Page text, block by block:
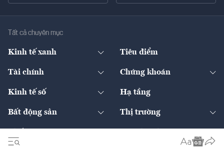
Tất cả chuyên mục
Kinh tế xanh
Diễn đàn
Tiêu điểm
Tài chính
Ngân hàng
Bảo hiểm
Chứng khoán
Doanh nghiệp niêm yết
Kinh tế số
Sản phẩm - Thị trường
Dịch vụ số
Hạ tầng
Bất động sản
Chính sách
Thị trường
Thị trường
Kinh tế